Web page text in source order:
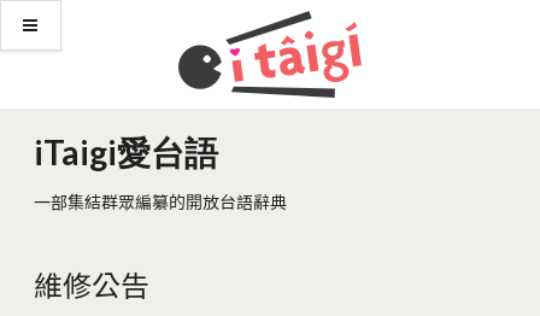
iTaigi愛台語
一部集結群眾編纂的開放台語辭典
維修公告